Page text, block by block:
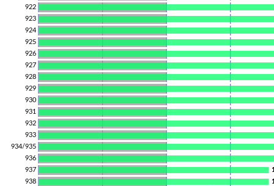
922
923
924
925
926
927
928
929
930
931
932
933
934/935
936
937
938